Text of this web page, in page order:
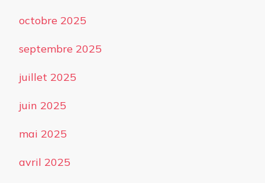
octobre 2025
septembre 2025
juillet 2025
juin 2025
mai 2025
avril 2025